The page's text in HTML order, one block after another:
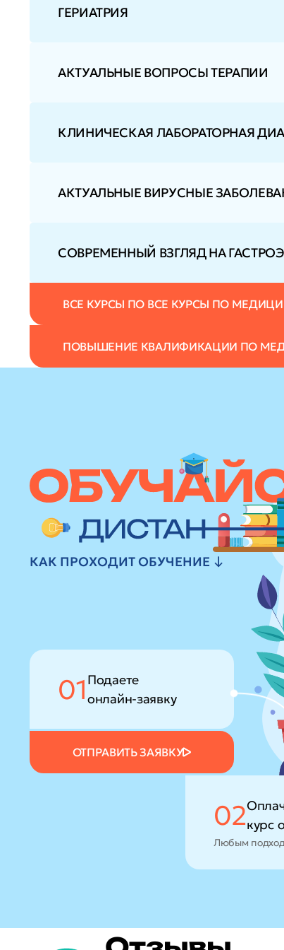
ГЕРИАТРИЯ
АКТУАЛЬНЫЕ ВОПРОСЫ ТЕРАПИИ
КЛИНИЧЕСКАЯ ЛАБОРАТОРНАЯ
АКТУАЛЬНЫЕ ВИРУСНЫЕ
СОВРЕМЕННЫЙ ВЗГЛЯД НА
ВСЕ КУРСЫ ПО ВСЕ КУРСЫ ПО
ПОВЫШЕНИЕ КВАЛИФИКАЦИИ ПО
КАК ПРОХОДИТ ОБУЧЕНИЕ ↓
01 Подаете
онлайн-заявку
ОТПРАВИТЬ ЗАЯВКУ
02курс
Любым